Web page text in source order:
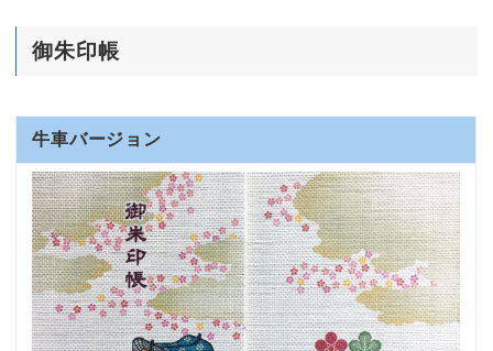
御朱印帳
牛車バージョン